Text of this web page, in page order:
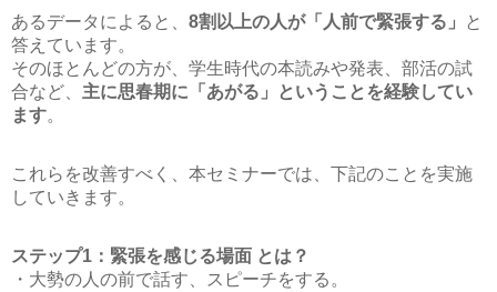
あるデータによると、 8割以上の人が「人前で緊張する」
と
答えています。
そのほとんどの方が、学生時代の本読みや発表、部活の試
合など、 主に思春期に「あがる」ということを経験してい
ます。
これらを改善すべく、本セミナーでは、下記のことを実施
していきます。
ステップ1：緊張を感じる場面 とは？
・大勢の人の前で話す、スピーチをする。